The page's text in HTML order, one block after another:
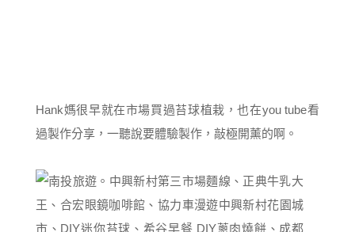
Hank媽很早就在市場買過苔球植栽，也在you tube看
過製作分享，一聽說要體驗製作，敲極開薰的啊。